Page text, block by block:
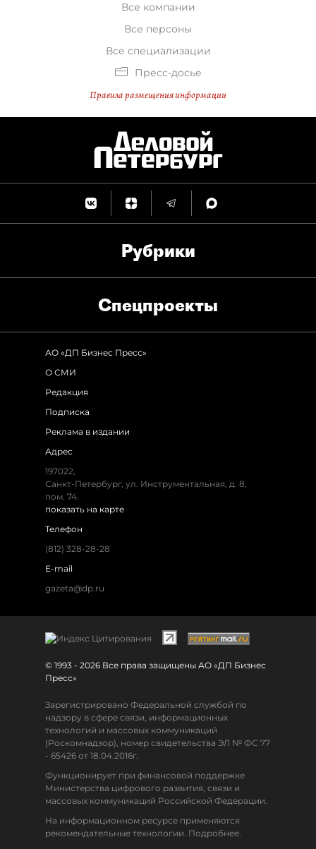
Все компании
Все персоны
Все специализации
Пресс-досье
Правила размещения информации
Рубрики
Спец­проекты
АО «ДП Бизнес Пресс»
О СМИ
Редакция
Подписка
Реклама в издании
Адрес
197022,
Санкт-Петербург, ул. Инструментальная, д. 8,
пом. 74.
показать на карте
Телефон
(812) 328-28-28
E-mail
gazeta@dp.ru
© 1993 - 2026 Все права защищены АО «ДП Бизнес
Пресс»
Зарегистрировано Федеральной службой по
надзору в сфере связи, информационных
технологий и массовых коммуникаций
(Роскомнадзор), номер свидетельства ЭЛ № ФС 77
- 65426 от 18.04.2016г.
Функционирует при финансовой поддержке
Министерства цифрового развития, связи и
массовых коммуникаций Российской Федерации.
На информационном ресурсе применяются
рекомендательные технологии. Подробнее.